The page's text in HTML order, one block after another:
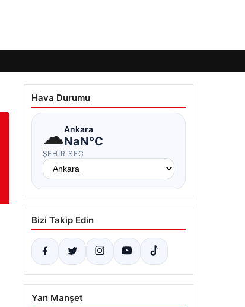
Hava Durumu
☁Ankara
NaN°C
ŞEHIR SEÇ
Bizi Takip Edin
Yan Manşet